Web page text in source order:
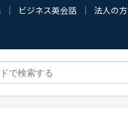
ビジネス英会話 法人の方